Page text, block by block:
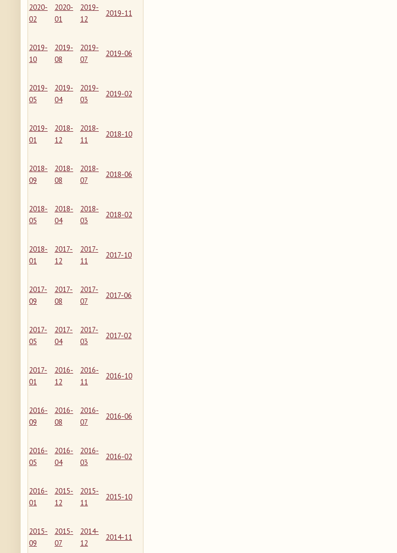
2020-
02
2020-
01
2019-
12
2019-11
2019-
10
2019-
08
2019-
07
2019-06
2019-
05
2019-
04
2019-
03
2019-02
2019-
01
2018-
12
2018-
11
2018-10
2018-
09
2018-
08
2018-
07
2018-06
2018-
05
2018-
04
2018-
03
2018-02
2018-
01
2017-
12
2017-
11
2017-10
2017-
09
2017-
08
2017-
07
2017-06
2017-
05
2017-
04
2017-
03
2017-02
2017-
01
2016-
12
2016-
11
2016-10
2016-
09
2016-
08
2016-
07
2016-06
2016-
05
2016-
04
2016-
03
2016-02
2016-
01
2015-
12
2015-
11
2015-10
2015-
09
2015-
07
2014-
12
2014-11